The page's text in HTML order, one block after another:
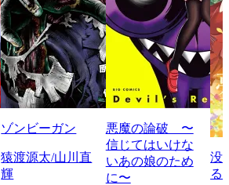
ゾンビーガン
猿渡源太/山川直
輝
悪魔の論破 〜
信じてはいけな
いあの娘のため
に〜
没
る